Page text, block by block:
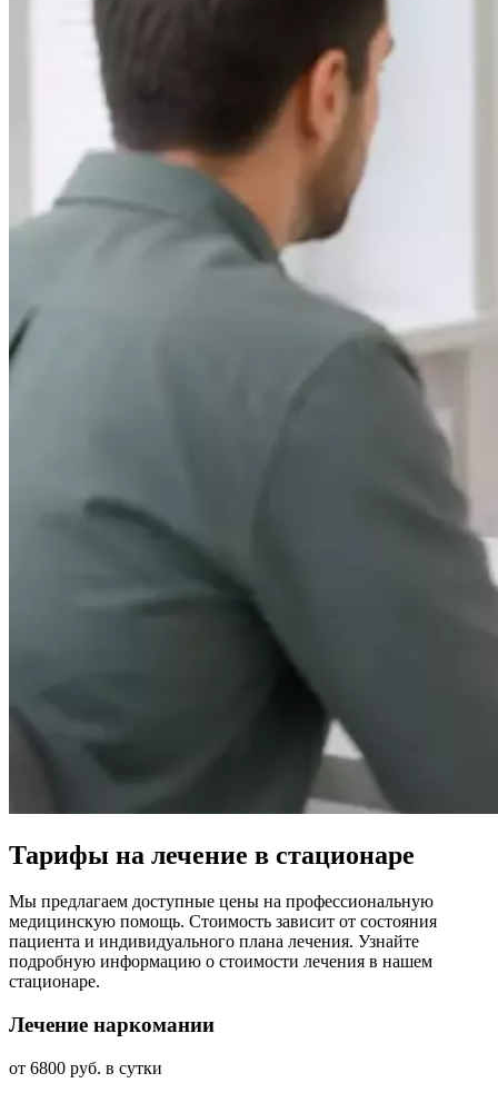
Тарифы на лечение в стационаре
Мы предлагаем доступные цены на профессиональную
медицинскую помощь. Стоимость зависит от состояния
пациента и индивидуального плана лечения. Узнайте
подробную информацию о стоимости лечения в нашем
стационаре.
Лечение наркомании
от 6800 руб. в сутки